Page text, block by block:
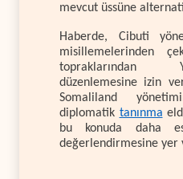
mevcut üssüne
Haberde, Cibuti
misillemelerinden
topraklarından
düzenlemesine izin
Somaliland
diplomatik tanınma
bu konuda daha
değerlendirmesine yer